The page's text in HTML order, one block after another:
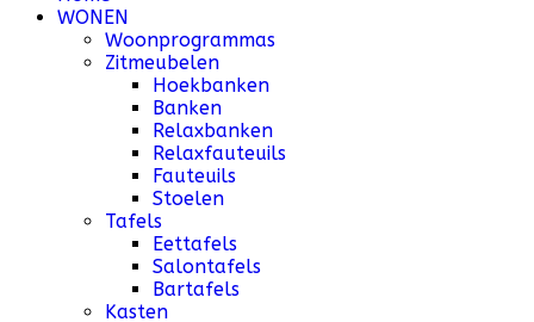
WONEN
Woonprogrammas
Zitmeubelen
Hoekbanken
Banken
Relaxbanken
Relaxfauteuils
Fauteuils
Stoelen
Tafels
Eettafels
Salontafels
Bartafels
Kasten